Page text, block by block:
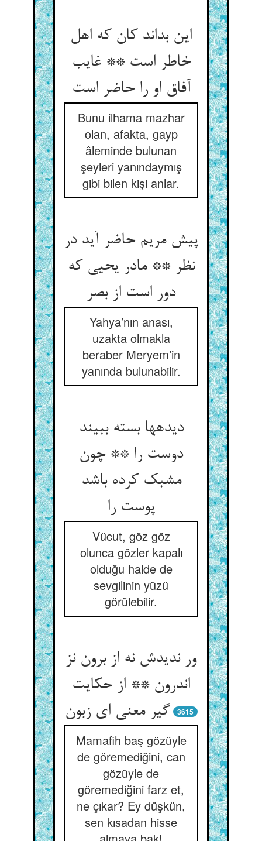
این بداند کان که اهل
خاطر است ** غایب
آفاق او را حاضر است‏
Bunu ilhama mazhar
olan, afakta, gayp
âleminde bulunan
şeyleri yanındaymış
gibi bilen kişi anlar.
پیش مریم حاضر آید در
نظر ** مادر یحیی که
دور است از بصر
Yahya’nın anası,
uzakta olmakla
beraber Meryem’in
yanında bulunabilir.
دیده‏ها بسته ببیند
دوست را ** چون
مشبک کرده باشد
پوست را
Vücut, göz göz
olunca gözler kapalı
olduğu halde de
sevgilinin yüzü
görülebilir.
ور ندیدش نه از برون نز
اندرون ** از حکایت
گیر معنی ای زبون‏
3615
Mamafih baş gözüyle
de göremediğini, can
gözüyle de
göremediğini farz et,
ne çıkar? Ey düşkün,
sen kısadan hisse